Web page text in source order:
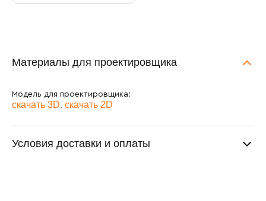
Материалы для проектировщика
Модель для проектировщика:
скачать 3D скачать 2D
Условия доставки и оплаты